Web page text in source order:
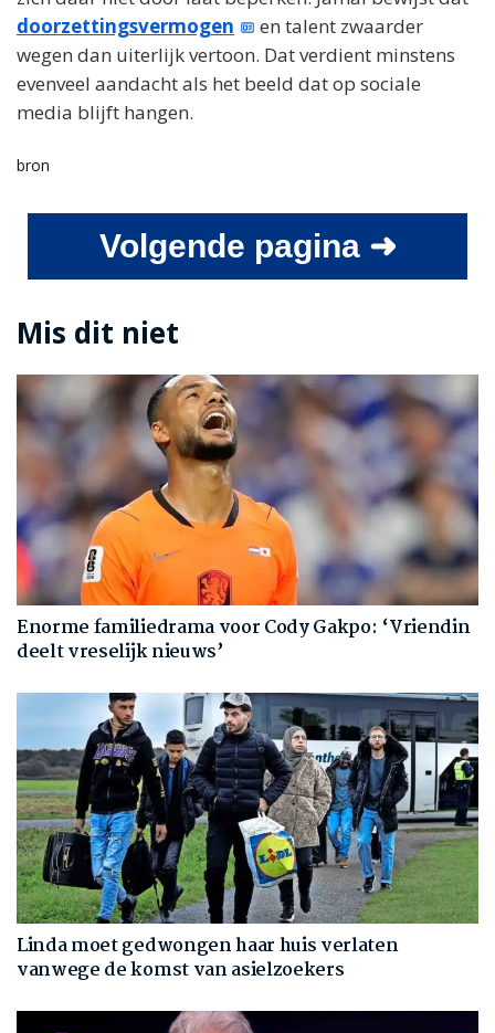
doorzettingsvermogen
en talent zwaarder
wegen dan uiterlijk vertoon. Dat verdient minstens
evenveel aandacht als het beeld dat op sociale
media blijft hangen.
bron
Volgende pagina ➜
Mis dit niet
Enorme familiedrama voor Cody Gakpo: ‘Vriendin
deelt vreselijk nieuws’
Linda moet gedwongen haar huis verlaten
vanwege de komst van asielzoekers